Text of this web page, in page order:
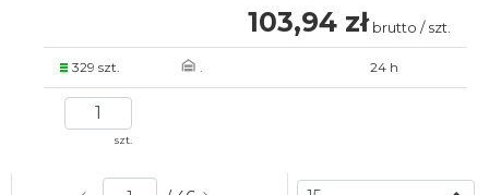
103,94 zł brutto / szt.
329 szt. . 24 h
szt.